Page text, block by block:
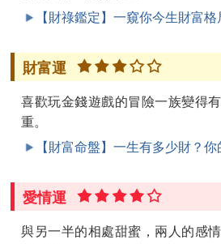
【財祿鑑定】一窺你今生財富格
財富運
喜歡玩金錢遊戲的冒險一族變得
重。
【財富命盤】一生有多少財？你
愛情運
與另一半的相處甜蜜，兩人的感